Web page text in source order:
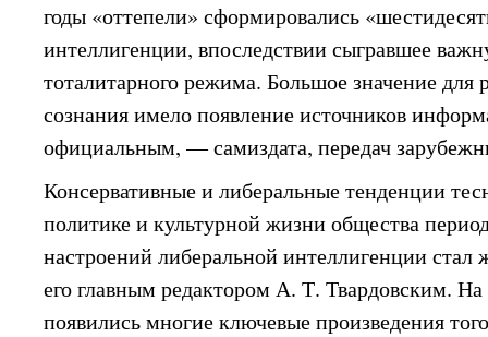
годы «оттепели» сформировались
интеллигенции, впоследствии сыгравшее
тоталитарного режима. Большое значение для
сознания имело появление источников
официальным, — самиздата, передач
Консервативные и либеральные тенденции
политике и культурной жизни общества
настроений либеральной интеллигенции
его главным редактором А. Т. Твардовским. На
появились многие ключевые произведения